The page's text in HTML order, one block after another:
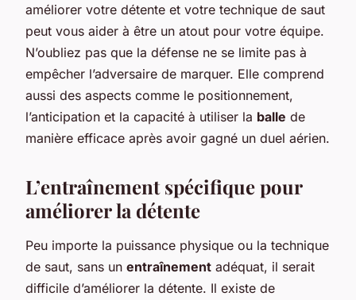
améliorer votre détente et votre technique de saut
peut vous aider à être un atout pour votre équipe.
N’oubliez pas que la défense ne se limite pas à
empêcher l’adversaire de marquer. Elle comprend
aussi des aspects comme le positionnement,
l’anticipation et la capacité à utiliser la balle de
manière efficace après avoir gagné un duel aérien.
L’entraînement spécifique pour
améliorer la détente
Peu importe la puissance physique ou la technique
de saut, sans un entraînement adéquat, il serait
difficile d’améliorer la détente. Il existe de